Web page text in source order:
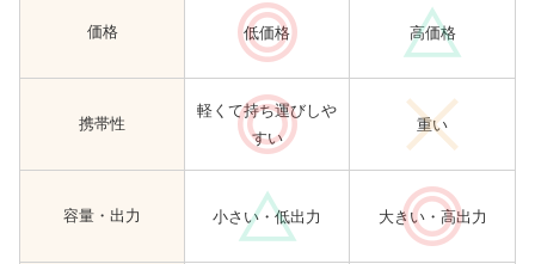
価格 低価格 高価格
携帯性
軽くて持ち運びしや
すい
重い
容量・出力 小さい・低出力 大きい・高出力